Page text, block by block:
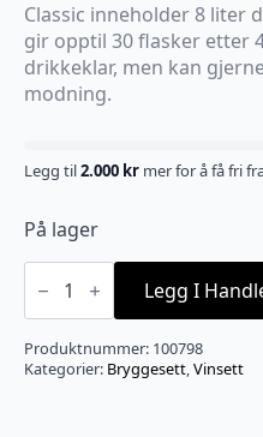
Classic inneholder 8 liter
gir opptil 30 flasker etter
drikkeklar, men kan
modning.
Legg til2.000 kr mer for å få fri
På lager
Shiraz
Classic
antall
Legg I
Produktnummer: 100798
Kategorier: Bryggesett,Vinsett